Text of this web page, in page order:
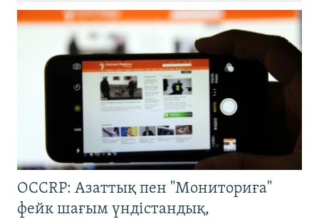
OCCRP: Азаттық пен "Мониториға"
фейк шағым үндістандық,